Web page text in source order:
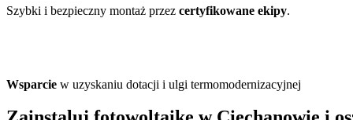
Szybki i bezpieczny montaż przez certyfikowane ekipy.
Wsparcie w uzyskaniu dotacji i ulgi termomodernizacyjnej